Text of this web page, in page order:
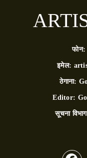
फोन:
इमेल:
ठेगाना:
Editor:
सूचना विभाग